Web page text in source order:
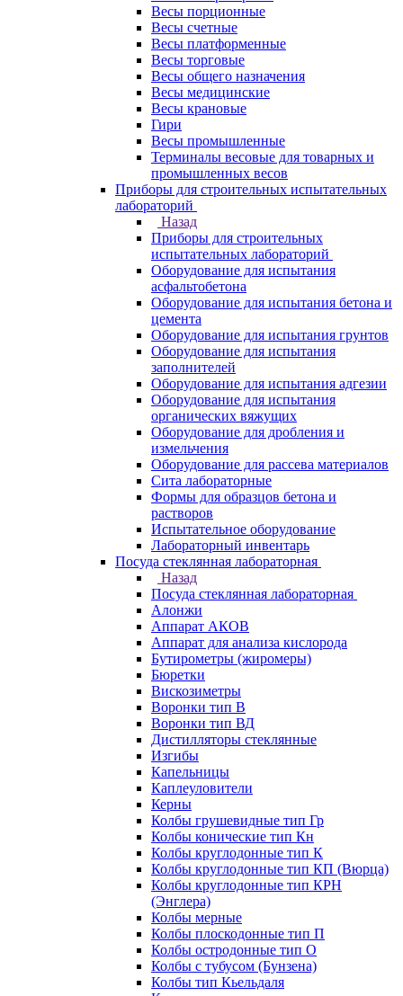
Весы порционные
Весы счетные
Весы платформенные
Весы торговые
Весы общего назначения
Весы медицинские
Весы крановые
Гири
Весы промышленные
Терминалы весовые для товарных и
промышленных весов
Приборы для строительных испытательных
лабораторий
Назад
Приборы для строительных
испытательных лабораторий
Оборудование для испытания
асфальтобетона
Оборудование для испытания бетона и
цемента
Оборудование для испытания грунтов
Оборудование для испытания
заполнителей
Оборудование для испытания адгезии
Оборудование для испытания
органических вяжущих
Оборудование для дробления и
измельчения
Оборудование для рассева материалов
Сита лабораторные
Формы для образцов бетона и
растворов
Испытательное оборудование
Лабораторный инвентарь
Посуда стеклянная лабораторная
Назад
Посуда стеклянная лабораторная
Алонжи
Аппарат АКОВ
Аппарат для анализа кислорода
Бутирометры (жиромеры)
Бюретки
Вискозиметры
Воронки тип В
Воронки тип ВД
Дистилляторы стеклянные
Изгибы
Капельницы
Каплеуловители
Керны
Колбы грушевидные тип Гр
Колбы конические тип Кн
Колбы круглодонные тип К
Колбы круглодонные тип КП (Вюрца)
Колбы круглодонные тип КРН
(Энглера)
Колбы мерные
Колбы плоскодонные тип П
Колбы остродонные тип О
Колбы с тубусом (Бунзена)
Колбы тип Кьельдаля